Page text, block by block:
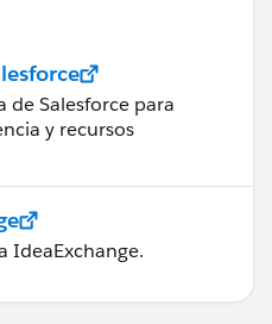
de Salesforce para
y recursos
IdeaExchange.